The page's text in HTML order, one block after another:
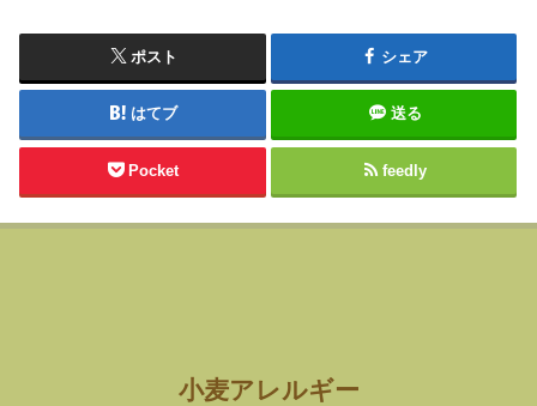
ポスト シェア
はてブ 送る
Pocket feedly
小麦アレルギー